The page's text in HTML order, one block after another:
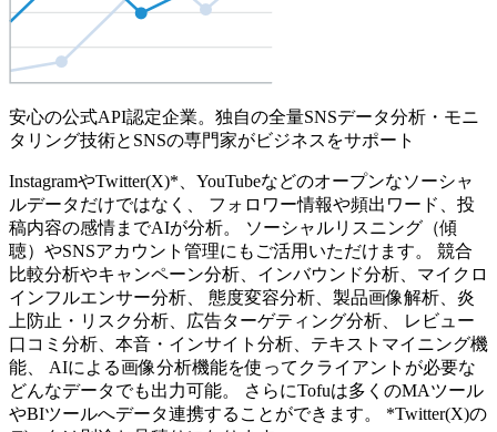
安心の公式API認定企業。独自の全量SNSデータ分析・モニ
タリング技術とSNSの専門家がビジネスをサポート
InstagramやTwitter(X)*、YouTubeなどのオープンなソーシャ
ルデータだけではなく、 フォロワー情報や頻出ワード、投
稿内容の感情までAIが分析。 ソーシャルリスニング（傾
聴）やSNSアカウント管理にもご活用いただけます。 競合
比較分析やキャンペーン分析、インバウンド分析、マイクロ
インフルエンサー分析、 態度変容分析、製品画像解析、炎
上防止・リスク分析、広告ターゲティング分析、 レビュー
口コミ分析、本音・インサイト分析、テキストマイニング機
能、 AIによる画像分析機能を使ってクライアントが必要な
どんなデータでも出力可能。 さらにTofuは多くのMAツール
やBIツールへデータ連携することができます。 *Twitter(X)の